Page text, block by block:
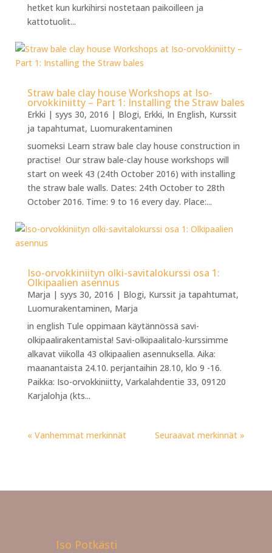
hetket kun kurkihirsi nostetaan paikoilleen ja
kattotuolit...
Straw bale clay house Workshops at Iso-
orvokkiniitty – Part 1: Installing the Straw bales
Erkki | syys 30, 2016 | Blogi, Erkki, In English, Kurssit
ja tapahtumat, Luomurakentaminen
suomeksi Learn straw bale clay house construction in
practise! Our straw bale-clay house workshops will
start on week 43 (24th October 2016) with installing
the straw bale walls. Dates: 24th October to 28th
October 2016. Time: 9 to 16 every day. Place:...
Iso-orvokkiniityn olki-savitalokurssi osa 1:
Olkipaalien asennus
Marja | syys 30, 2016 | Blogi, Kurssit ja tapahtumat,
Luomurakentaminen, Marja
in english Tule oppimaan käytännössä savi-
olkipaalirakentamista! Savi-olkipaalitalo-kurssimme
alkavat viikolla 43 olkipaalien asennuksella. Aika:
maanantaista 24.10. perjantaihin 28.10, klo 9 -16.
Paikka: Iso-orvokkiniitty, Varkalahdentie 33, 09120
Karjalohja (kts...
« Vanhemmat merkinnät Seuraavat merkinnät »
Iso Potkästi